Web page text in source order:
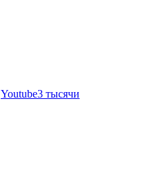
Youtube3 тысячи